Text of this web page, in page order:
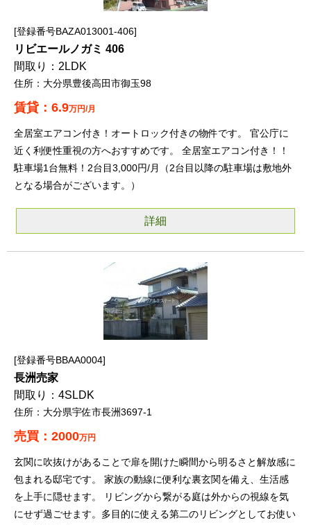
登録番号BAZA013001-406
リビエールノガミ 406
2LDK
大分県豊後高田市御玉98
6.9万円/月
全居室エアコン付き！オートロック付きの物件です。 官公庁に
近く利便性重視の方へおすすめです。 全居室エアコン付き！！
駐車場1台無料！2台目3,000円/月（2台目以降の駐車場は敷地外
となる場合がございます。）
詳細
登録番号BBAA0004
長洲売家
4SLDK
大分県宇佐市長洲3697-1
2000万円
玄関に吹抜けがあることで扉を開けた瞬間から明るさと解放感に
包まれる邸宅です。 家族の動線に便利な裏玄関を備え、生活感
を上手に隠せます。 リビングから繋がる庭は外からの視線を気
にせず過ごせます。多目的に使える第二のリビングとしてお使い